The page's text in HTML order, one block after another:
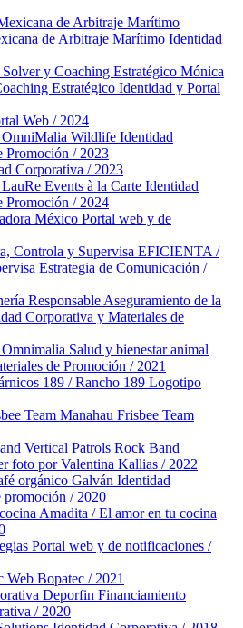
de Arbitraje Marítimo Identidad
Mónica
Estratégico Identidad y Portal
Web / 2024
OmniMalia Wildlife Identidad
Promoción / 2023
Corporativa / 2023
LauRe Events à la Carte Identidad
Promoción / 2024
México Portal web y de
EFICIENTA /
Estrategia de Comunicación /
Aseguramiento de la
Corporativa y Materiales de
Omnimalia Salud y bienestar animal
de Promoción / 2021
189 / Rancho 189 Logotipo
Manahau Frisbee Team
Vertical Patrols Rock Band
foto por Valentina Kallias / 2022
orgánico Galván Identidad
promoción / 2020
Amadita / El amor en tu cocina
Portal web y de notificaciones /
Web Bopatec / 2021
Deporfin Financiamiento
/ 2020